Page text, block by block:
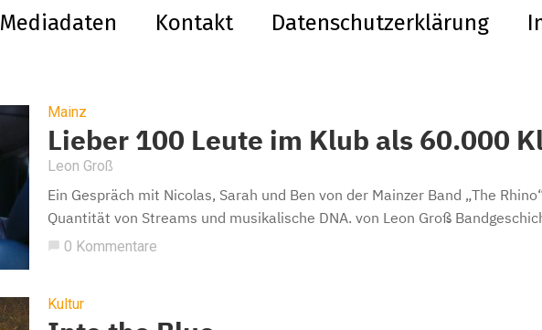
Mediadaten Kontakt Datenschutzerklärung
Mainz
Lieber 100 Leute im Klub als 60.000
Leon Groß
Ein Gespräch mit Nicolas, Sarah und Ben von der Mainzer Band „The
Quantität von Streams und musikalische DNA. von Leon Groß
chat_bubble 0 Kommentare
Kultur